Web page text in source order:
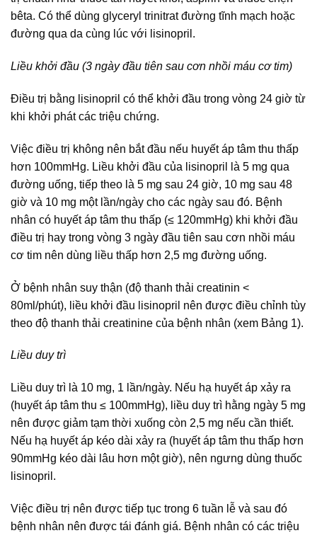
bêta. Có thể dùng glyceryl trinitrat đường tĩnh mạch hoặc
đường qua da cùng lúc với lisinopril.
Liều khởi đầu (3 ngày đầu tiên sau cơn nhồi máu cơ tim)
Điều trị bằng lisinopril có thể khởi đầu trong vòng 24 giờ từ
khi khởi phát các triệu chứng.
Việc điều trị không nên bắt đầu nếu huyết áp tâm thu thấp
hơn 100mmHg. Liều khởi đầu của lisinopril là 5 mg qua
đường uống, tiếp theo là 5 mg sau 24 giờ, 10 mg sau 48
giờ và 10 mg một lần/ngày cho các ngày sau đó. Bệnh
nhân có huyết áp tâm thu thấp (≤ 120mmHg) khi khởi đầu
điều trị hay trong vòng 3 ngày đầu tiên sau cơn nhồi máu
cơ tim nên dùng liều thấp hơn 2,5 mg đường uống.
Ở bệnh nhân suy thận (độ thanh thải creatinin <
80ml/phút), liều khởi đầu lisinopril nên được điều chỉnh tùy
theo độ thanh thải creatinine của bệnh nhân (xem Bảng 1).
Liều duy trì
Liều duy trì là 10 mg, 1 lần/ngày. Nếu hạ huyết áp xảy ra
(huyết áp tâm thu ≤ 100mmHg), liều duy trì hằng ngày 5 mg
nên được giảm tạm thời xuống còn 2,5 mg nếu cần thiết.
Nếu hạ huyết áp kéo dài xảy ra (huyết áp tâm thu thấp hơn
90mmHg kéo dài lâu hơn một giờ), nên ngưng dùng thuốc
lisinopril.
Việc điều trị nên được tiếp tục trong 6 tuần lễ và sau đó
bệnh nhân nên được tái đánh giá. Bệnh nhân có các triệu